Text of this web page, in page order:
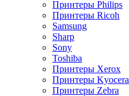
Принтеры Philips
Принтеры Ricoh
Samsung
Sharp
Sony
Toshiba
Принтеры Xerox
Принтеры Kyocera
Принтеры Zebra